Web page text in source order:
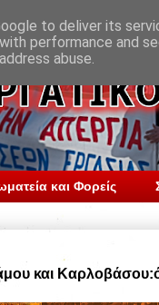
και Φορείς
και
to deliver its
performance and
abuse.